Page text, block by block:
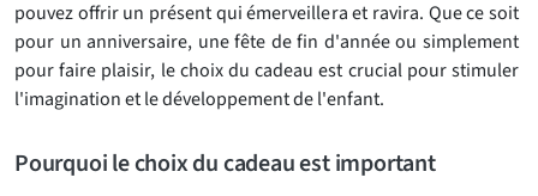
pouvez offrir un présent qui émerveillera et ravira. Que ce soit
pour un anniversaire, une fête de fin d'année ou simplement
pour faire plaisir, le choix du cadeau est crucial pour stimuler
l'imagination et le développement de l'enfant.
Pourquoi le choix du cadeau est important